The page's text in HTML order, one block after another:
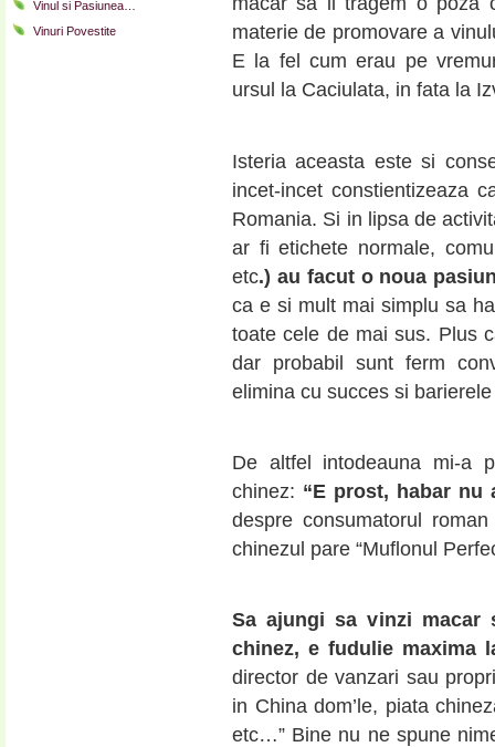
Vinul si Pasiunea…
Vinuri Povestite
materie de promovare a
E la fel cum erau pe
ursul la Caciulata, in fata la
Isteria aceasta este si
incet-incet constientizeaza
Romania. Si in lipsa de
ar fi etichete normale,
etc.) au facut o noua
ca e si mult mai simplu sa
toate cele de mai sus. Plus
dar probabil sunt ferm
elimina cu succes si
De altfel intodeauna mi-a
chinez: “E prost, habar
despre consumatorul
chinezul pare “Muflonul
Sa ajungi sa vinzi
chinez, e fudulie maxima
director de vanzari sau
in China dom’le, piata
etc…” Bine nu ne spune